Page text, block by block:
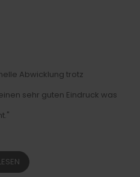
Abwicklung trotz
sehr guten Eindruck was